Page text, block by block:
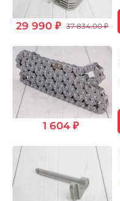
29 990 ₽ 37 834.00 ₽
1 604 ₽